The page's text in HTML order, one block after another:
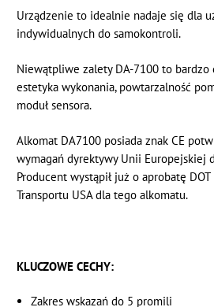
Urządzenie to idealnie nadaje się dla
indywidualnych do samokontroli.
Niewątpliwe zalety DA-7100 to bardzo
estetyka wykonania, powtarzalność
moduł sensora.
Alkomat DA7100 posiada znak CE
wymagań dyrektywy Unii Europejskiej
Producent wystąpił już o aprobatę
Transportu USA dla tego alkomatu.
KLUCZOWE CECHY:
Zakres wskazań do 5 promili